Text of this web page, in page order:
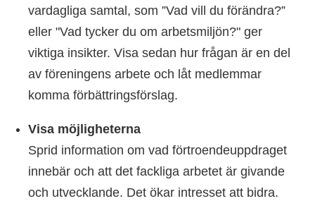
vardagliga samtal, som ”Vad vill du förändra?”
eller "Vad tycker du om arbetsmiljön?" ger
viktiga insikter. Visa sedan hur frågan är en del
av föreningens arbete och låt medlemmar
komma förbättringsförslag.
Visa möjligheterna
Sprid information om vad förtroendeuppdraget
innebär och att det fackliga arbetet är givande
och utvecklande. Det ökar intresset att bidra.